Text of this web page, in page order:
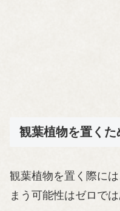
観葉植物を置く
観葉植物を置く際には
まう可能性はゼロで